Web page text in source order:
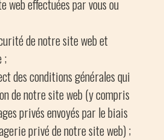
web effectuées par vous ou
de notre site web et
;
des conditions générales qui
de notre site web (y compris
privés envoyés par le biais
privé de notre site web) ;